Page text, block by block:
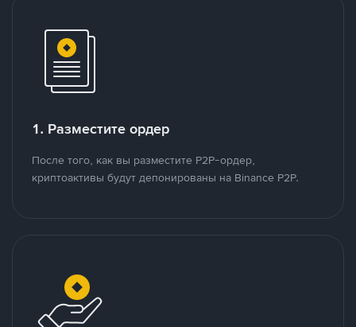
1. Разместите ордер
После того, как вы разместите P2P-ордер,
криптоактивы будут депонированы на Binance P2P.